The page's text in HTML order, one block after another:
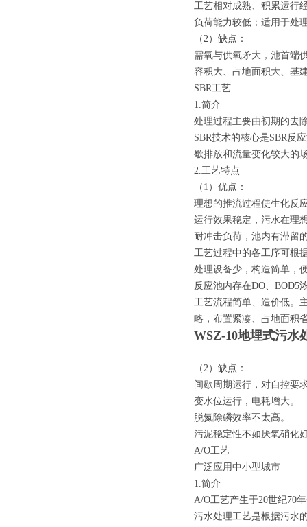
工艺相对成熟、积累运行
负荷能力较低；适用于处
（2）缺点：
需氧与供氧矛大，池首端
容积大、占地面积大、基
SBR工艺
1.简介
处理过程主要由初期的去
SBR技术的核心是SBR反
歇排放和流量变化较大的
2.工艺特点
（1）优点：
理想的推流过程使生化反
运行效果稳定，污水在理
耐冲击负荷，池内有滞留
工艺过程中的各工序可根
处理设备少，构造简单，
反应池内存在DO、BOD5
工艺流程简单、造价低。
略，布置紧凑、占地面积
WSZ-10地埋式污水
（2）缺点：
间歇周期运行，对自控要
变水位运行，电耗增大。
脱氮除磷效率不太高。
污泥稳定性不如厌氧硝化
A/O工艺
广泛应用中小型城市
1.简介
A/O工艺产生于20世纪70
污水处理工艺是根据污水